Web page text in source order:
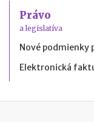
Právo
a legislatíva
Nové podmienky
Elektronická